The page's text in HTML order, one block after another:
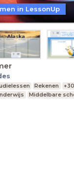
Rekenen +30
Middelbare
in LessonUp